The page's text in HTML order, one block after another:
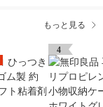
もっと見る
4